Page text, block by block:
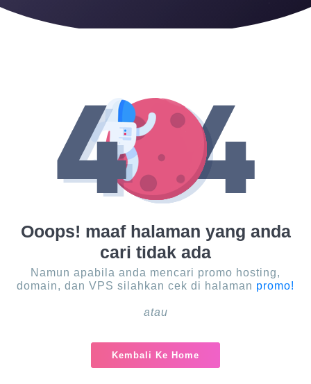
Ooops! maaf halaman yang anda
cari tidak ada
Namun apabila anda mencari promo hosting,
domain, dan VPS silahkan cek di halaman promo!
atau
Kembali Ke Home